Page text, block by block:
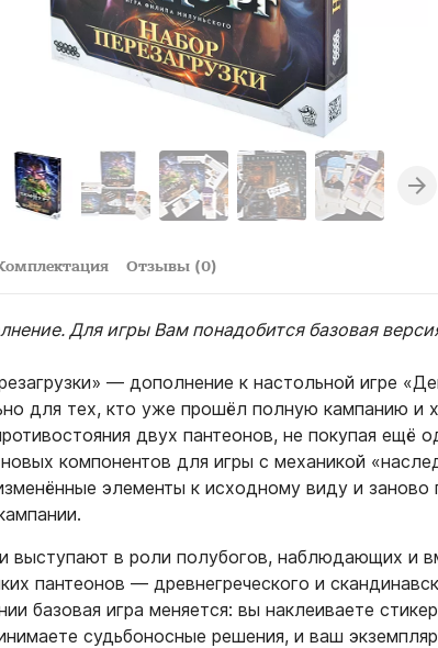
Отзывы (0)
Для игры Вам понадобится базовая
— дополнение к настольной игре
для тех, кто уже прошёл полную кампанию и
двух пантеонов, не покупая ещё
компонентов для игры с механикой
элементы к исходному виду и заново
выступают в роли полубогов, наблюдающих и
пантеонов — древнегреческого и
базовая игра меняется: вы наклеиваете
судьбоносные решения, и ваш